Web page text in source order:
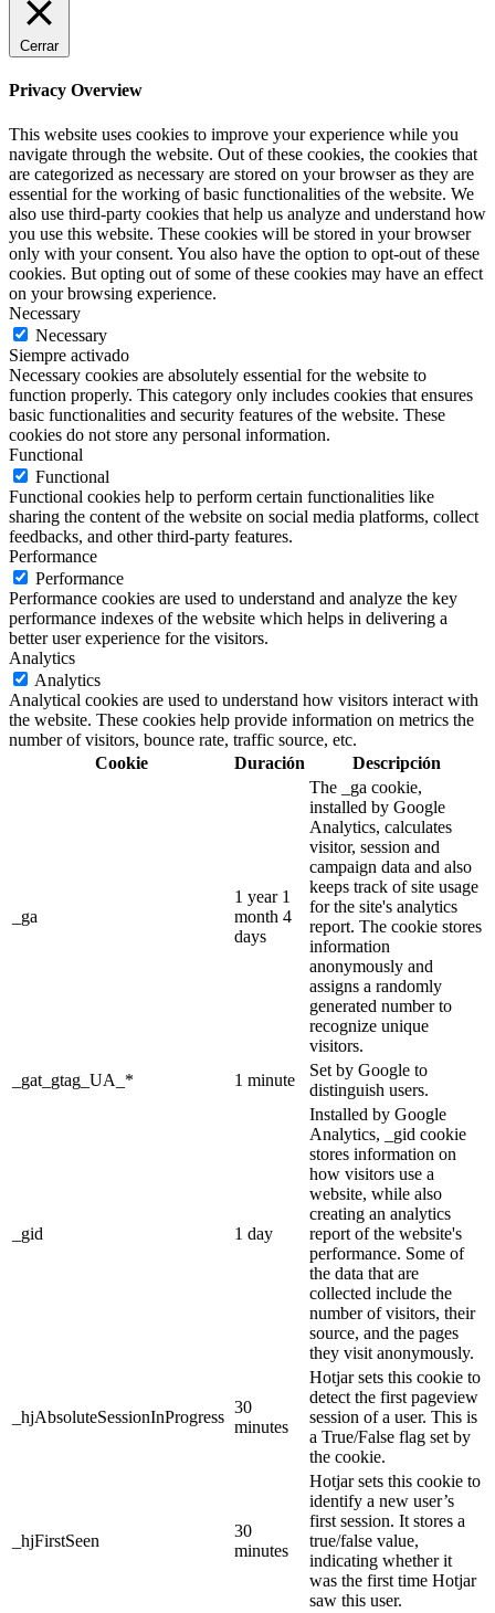
Cerrar
Privacy Overview
This website uses cookies to improve your experience while you
navigate through the website. Out of these cookies, the cookies that
are categorized as necessary are stored on your browser as they are
essential for the working of basic functionalities of the website. We
also use third-party cookies that help us analyze and understand how
you use this website. These cookies will be stored in your browser
only with your consent. You also have the option to opt-out of these
cookies. But opting out of some of these cookies may have an effect
on your browsing experience.
Necessary
Necessary
Siempre activado
Necessary cookies are absolutely essential for the website to
function properly. This category only includes cookies that ensures
basic functionalities and security features of the website. These
cookies do not store any personal information.
Functional
Functional
Functional cookies help to perform certain functionalities like
sharing the content of the website on social media platforms, collect
feedbacks, and other third-party features.
Performance
Performance
Performance cookies are used to understand and analyze the key
performance indexes of the website which helps in delivering a
better user experience for the visitors.
Analytics
Analytics
Analytical cookies are used to understand how visitors interact with
the website. These cookies help provide information on metrics the
number of visitors, bounce rate, traffic source, etc.
Cookie
Duración Descripción
_ga
1 year 1
month 4
days
The _ga cookie,
installed by Google
Analytics, calculates
visitor, session and
campaign data and also
keeps track of site usage
for the site's analytics
report. The cookie stores
information
anonymously and
assigns a randomly
generated number to
recognize unique
visitors.
_gat_gtag_UA_*
1 minute
Set by Google to
distinguish users.
_gid 1 day
Installed by Google
Analytics, _gid cookie
stores information on
how visitors use a
website, while also
creating an analytics
report of the website's
performance. Some of
the data that are
collected include the
number of visitors, their
source, and the pages
they visit anonymously.
_hjAbsoluteSessionInProgress
30
minutes
Hotjar sets this cookie to
detect the first pageview
session of a user. This is
a True/False flag set by
the cookie.
_hjFirstSeen
30
minutes
Hotjar sets this cookie to
identify a new user’s
first session. It stores a
true/false value,
indicating whether it
was the first time Hotjar
saw this user.